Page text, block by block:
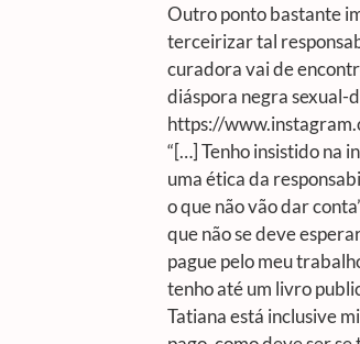
Outro ponto bastante
terceirizar tal
curadora vai de
diáspora negra sexual-
https://
“[…] Tenho insistido na
uma ética da
o que não vão dar
que não se deve
pague pelo meu
tenho até um livro
Tatiana está inclusive